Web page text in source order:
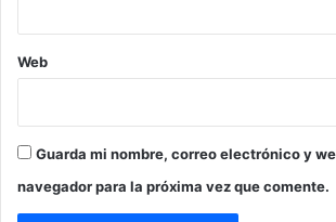
Web
Guarda mi nombre, correo electrónico y
navegador para la próxima vez que comente.